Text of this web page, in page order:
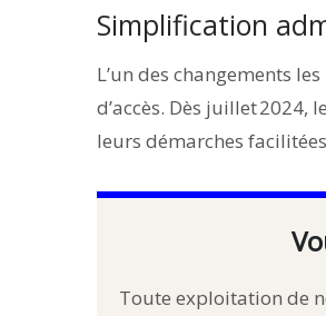
Simplification
L’un des changements
d’accès. Dès juillet 2024,
leurs démarches
Toute exploitation de